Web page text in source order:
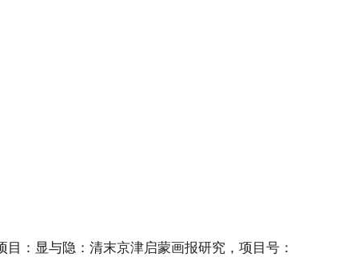
：显与隐：清末京津启蒙画报研究，项目号：